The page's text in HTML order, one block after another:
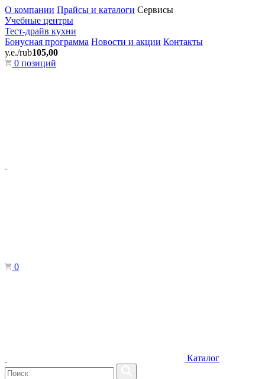
О компании Прайсы и каталоги Сервисы
Учебные центры
Тест-драйв кухни
Бонусная программа Новости и акции Контакты
у.е./rub105,00
0 позиций
0
Каталог